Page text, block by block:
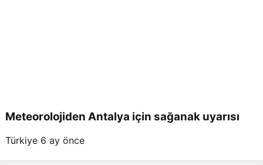
Meteorolojiden Antalya için sağanak uyarısı
Türkiye 6 ay önce